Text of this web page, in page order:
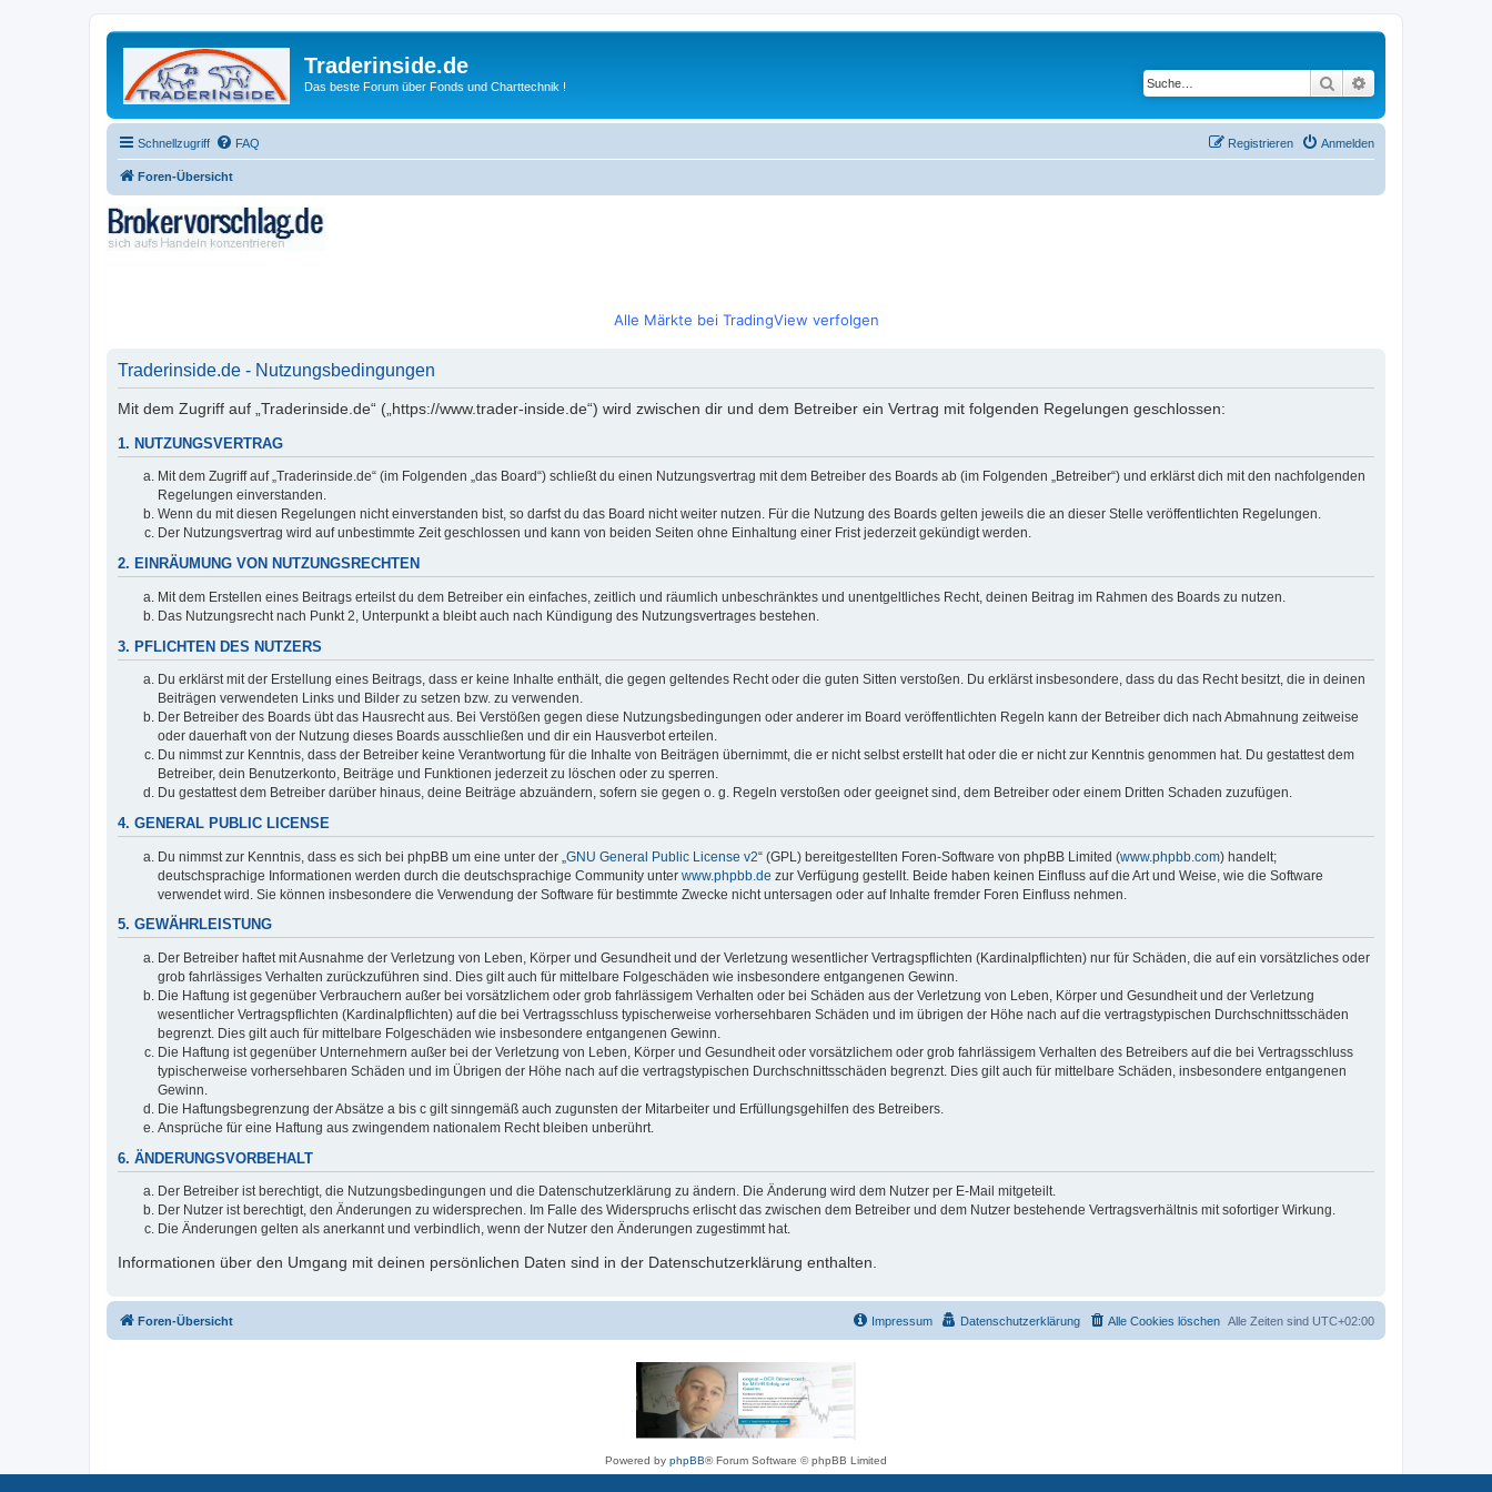
Traderinside.de
Das beste Forum über Fonds und Charttechnik ! Suche
Schnellzugriff FAQ Anmelden
Registrieren
Foren-Übersicht
Alle Märkte bei TradingView verfolgen
Traderinside.de - Nutzungsbedingungen
Mit dem Zugriff auf „Traderinside.de“ („https://www.trader-inside.de“) wird zwischen dir und dem Betreiber ein Vertrag mit folgenden Regelungen geschlossen:
1. NUTZUNGSVERTRAG
Mit dem Zugriff auf „Traderinside.de“ (im Folgenden „das Board“) schließt du einen Nutzungsvertrag mit dem Betreiber des Boards ab (im Folgenden „Betreiber“) und erklärst dich mit den nachfolgenden
Regelungen einverstanden.
Wenn du mit diesen Regelungen nicht einverstanden bist, so darfst du das Board nicht weiter nutzen. Für die Nutzung des Boards gelten jeweils die an dieser Stelle veröffentlichten Regelungen.
Der Nutzungsvertrag wird auf unbestimmte Zeit geschlossen und kann von beiden Seiten ohne Einhaltung einer Frist jederzeit gekündigt werden.
2. EINRÄUMUNG VON NUTZUNGSRECHTEN
Mit dem Erstellen eines Beitrags erteilst du dem Betreiber ein einfaches, zeitlich und räumlich unbeschränktes und unentgeltliches Recht, deinen Beitrag im Rahmen des Boards zu nutzen.
Das Nutzungsrecht nach Punkt 2, Unterpunkt a bleibt auch nach Kündigung des Nutzungsvertrages bestehen.
3. PFLICHTEN DES NUTZERS
Du erklärst mit der Erstellung eines Beitrags, dass er keine Inhalte enthält, die gegen geltendes Recht oder die guten Sitten verstoßen. Du erklärst insbesondere, dass du das Recht besitzt, die in deinen
Beiträgen verwendeten Links und Bilder zu setzen bzw. zu verwenden.
Der Betreiber des Boards übt das Hausrecht aus. Bei Verstößen gegen diese Nutzungsbedingungen oder anderer im Board veröffentlichten Regeln kann der Betreiber dich nach Abmahnung zeitweise
oder dauerhaft von der Nutzung dieses Boards ausschließen und dir ein Hausverbot erteilen.
Du nimmst zur Kenntnis, dass der Betreiber keine Verantwortung für die Inhalte von Beiträgen übernimmt, die er nicht selbst erstellt hat oder die er nicht zur Kenntnis genommen hat. Du gestattest dem
Betreiber, dein Benutzerkonto, Beiträge und Funktionen jederzeit zu löschen oder zu sperren.
Du gestattest dem Betreiber darüber hinaus, deine Beiträge abzuändern, sofern sie gegen o. g. Regeln verstoßen oder geeignet sind, dem Betreiber oder einem Dritten Schaden zuzufügen.
4. GENERAL PUBLIC LICENSE
Du nimmst zur Kenntnis, dass es sich bei phpBB um eine unter der „ GNU General Public License v2“ (GPL) bereitgestellten Foren-Software von phpBB Limited (www.phpbb.com) handelt;
deutschsprachige Informationen werden durch die deutschsprachige Community unter www.phpbb.de zur Verfügung gestellt. Beide haben keinen Einfluss auf die Art und Weise, wie die Software
verwendet wird. Sie können insbesondere die Verwendung der Software für bestimmte Zwecke nicht untersagen oder auf Inhalte fremder Foren Einfluss nehmen.
5. GEWÄHRLEISTUNG
Der Betreiber haftet mit Ausnahme der Verletzung von Leben, Körper und Gesundheit und der Verletzung wesentlicher Vertragspflichten (Kardinalpflichten) nur für Schäden, die auf ein vorsätzliches oder
grob fahrlässiges Verhalten zurückzuführen sind. Dies gilt auch für mittelbare Folgeschäden wie insbesondere entgangenen Gewinn.
Die Haftung ist gegenüber Verbrauchern außer bei vorsätzlichem oder grob fahrlässigem Verhalten oder bei Schäden aus der Verletzung von Leben, Körper und Gesundheit und der Verletzung
wesentlicher Vertragspflichten (Kardinalpflichten) auf die bei Vertragsschluss typischerweise vorhersehbaren Schäden und im übrigen der Höhe nach auf die vertragstypischen Durchschnittsschäden
begrenzt. Dies gilt auch für mittelbare Folgeschäden wie insbesondere entgangenen Gewinn.
Die Haftung ist gegenüber Unternehmern außer bei der Verletzung von Leben, Körper und Gesundheit oder vorsätzlichem oder grob fahrlässigem Verhalten des Betreibers auf die bei Vertragsschluss
typischerweise vorhersehbaren Schäden und im Übrigen der Höhe nach auf die vertragstypischen Durchschnittsschäden begrenzt. Dies gilt auch für mittelbare Schäden, insbesondere entgangenen
Gewinn.
Die Haftungsbegrenzung der Absätze a bis c gilt sinngemäß auch zugunsten der Mitarbeiter und Erfüllungsgehilfen des Betreibers.
Ansprüche für eine Haftung aus zwingendem nationalem Recht bleiben unberührt.
6. ÄNDERUNGSVORBEHALT
Der Betreiber ist berechtigt, die Nutzungsbedingungen und die Datenschutzerklärung zu ändern. Die Änderung wird dem Nutzer per E-Mail mitgeteilt.
Der Nutzer ist berechtigt, den Änderungen zu widersprechen. Im Falle des Widerspruchs erlischt das zwischen dem Betreiber und dem Nutzer bestehende Vertragsverhältnis mit sofortiger Wirkung.
Die Änderungen gelten als anerkannt und verbindlich, wenn der Nutzer den Änderungen zugestimmt hat.
Informationen über den Umgang mit deinen persönlichen Daten sind in der Datenschutzerklärung enthalten.
Foren-Übersicht Alle Zeiten sind UTC+02:00
Alle Cookies löschen
Datenschutzerklärung
Impressum
Powered by phpBB® Forum Software © phpBB Limited